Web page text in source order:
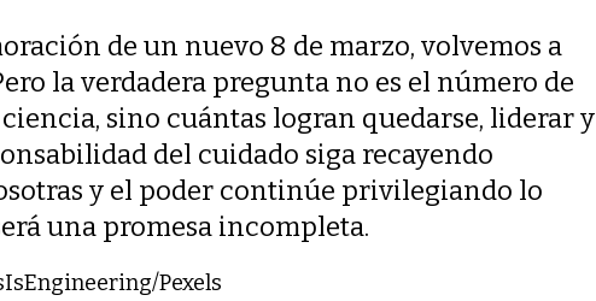
de un nuevo 8 de marzo, volvemos a
la verdadera pregunta no es el número de
sino cuántas logran quedarse, liderar y
del cuidado siga recayendo
y el poder continúe privilegiando lo
una promesa incompleta.
Pexels